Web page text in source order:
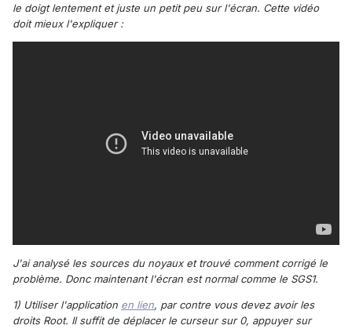
le doigt lentement et juste un petit peu sur l'écran. Cette vidéo
doit mieux l'expliquer :
J'ai analysé les sources du noyaux et trouvé comment corrigé le
problème. Donc maintenant l'écran est normal comme le SGS1.
1) Utiliser l'application en lien, par contre vous devez avoir les
droits Root. Il suffit de déplacer le curseur sur 0, appuyer sur